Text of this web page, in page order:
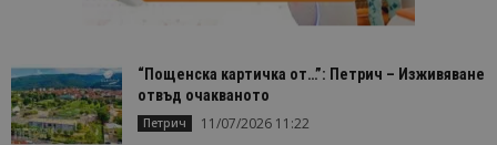
“Пощенска картичка от…”: Петрич – Изживяване
отвъд очакваното
Петрич 11/07/2026 11:22